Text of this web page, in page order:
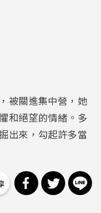
被關進集中營，她
和絕望的情緒。多
出來，勾起許多當
分享到分享到